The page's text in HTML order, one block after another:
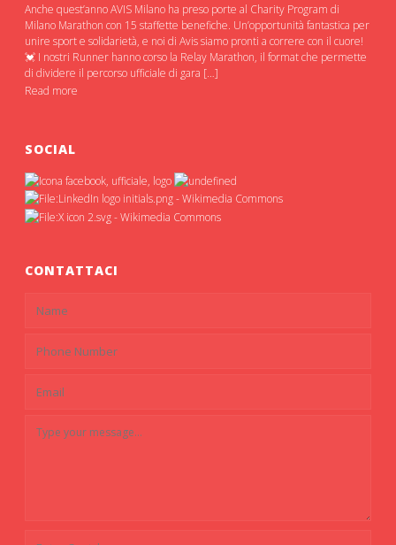
Anche quest’anno AVIS Milano ha preso porte al Charity Program di
Milano Marathon con 15 staffette benefiche. Un’opportunità fantastica per
unire sport e solidarietà, e noi di Avis siamo pronti a correre con il cuore!
💓 I nostri Runner hanno corso la Relay Marathon, il format che permette
di dividere il percorso ufficiale di gara […]
Read more
SOCIAL
CONTATTACI